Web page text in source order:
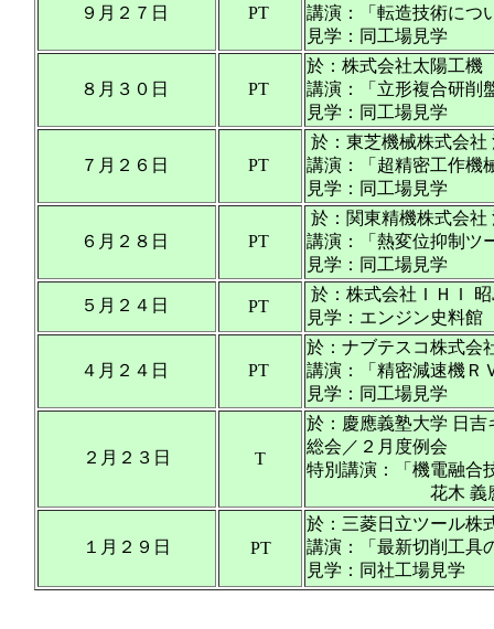
９月２７日 PT
講演：「転造技術につ
見学：同工場見学
８月３０日 PT
於：株式会社太陽工機
講演：「立形複合研削
見学：同工場見学
７月２６日 PT
於：東芝機械株式会社
講演：「超精密工作機
見学：同工場見学
６月２８日 PT
於：関東精機株式会社
講演：「熱変位抑制ツ
見学：同工場見学
５月２４日 PT
於：株式会社ＩＨＩ
見学：エンジン史料館
４月２４日 PT
於：ナブテスコ株式会
講演：「精密減速機Ｒ
見学：同工場見学
２月２３日 T
於：慶應義塾大学 日吉
総会／２月度例会
特別講演：「機電融合
花木 義麿 氏 （
１月２９日 PT
於：三菱日立ツール株
講演：「最新切削工具
見学：同社工場見学